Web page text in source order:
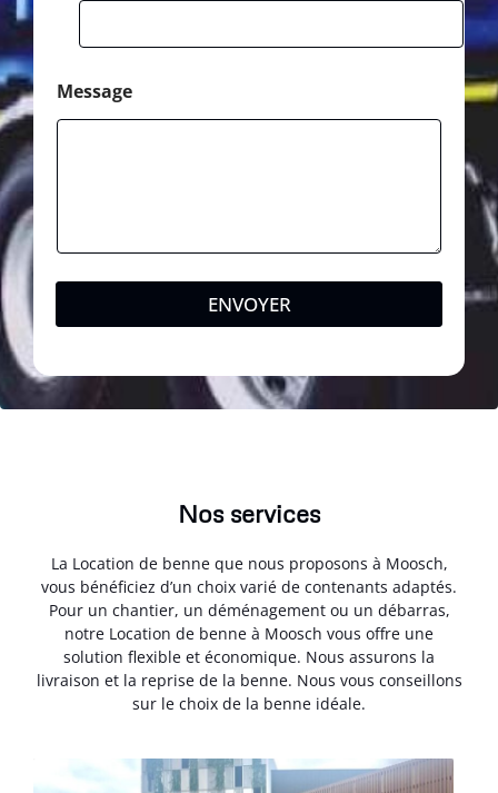
Message
ENVOYER
Nos services
La Location de benne que nous proposons à Moosch,
vous bénéficiez d’un choix varié de contenants adaptés.
Pour un chantier, un déménagement ou un débarras,
notre Location de benne à Moosch vous offre une
solution flexible et économique. Nous assurons la
livraison et la reprise de la benne. Nous vous conseillons
sur le choix de la benne idéale.